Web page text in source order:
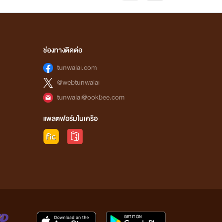
ช่องทางติดต่อ
tunwalai.com
@webtunwalai
tunwalai@ookbee.com
แพลตฟอร์มในเครือ